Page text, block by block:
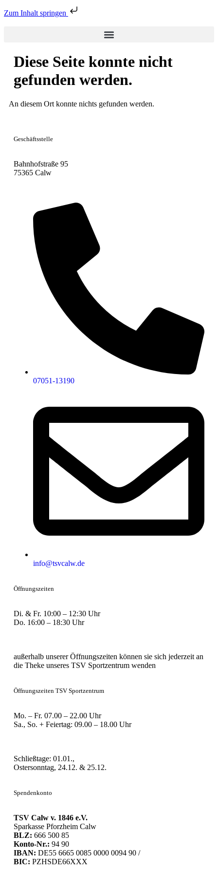
Zum Inhalt springen
Diese Seite konnte nicht
gefunden werden.
An diesem Ort konnte nichts gefunden werden.
Geschäftsstelle
Bahnhofstraße 95
75365 Calw
07051-13190
info@tsvcalw.de
Öffnungszeiten
Di. & Fr. 10:00 – 12:30 Uhr
Do. 16:00 – 18:30 Uhr
außerhalb unserer Öffnungszeiten können sie sich jederzeit an
die Theke unseres TSV Sportzentrum wenden
Öffnungszeiten TSV Sportzentrum
Mo. – Fr. 07.00 – 22.00 Uhr
Sa., So. + Feiertag: 09.00 – 18.00 Uhr
Schließtage: 01.01.,
Ostersonntag, 24.12. & 25.12.
Spendenkonto
TSV Calw v. 1846 e.V.
Sparkasse Pforzheim Calw
BLZ: 666 500 85
Konto-Nr.: 94 90
IBAN: DE55 6665 0085 0000 0094 90 /
BIC: PZHSDE66XXX